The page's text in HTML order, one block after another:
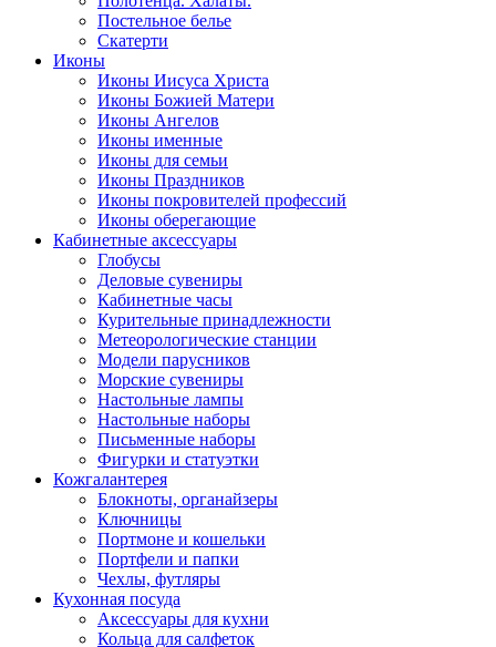
Постельное белье
Скатерти
Иконы
Иконы Иисуса Христа
Иконы Божией Матери
Иконы Ангелов
Иконы именные
Иконы для семьи
Иконы Праздников
Иконы покровителей профессий
Иконы оберегающие
Кабинетные аксессуары
Глобусы
Деловые сувениры
Кабинетные часы
Курительные принадлежности
Метеорологические станции
Модели парусников
Морские сувениры
Настольные лампы
Настольные наборы
Письменные наборы
Фигурки и статуэтки
Кожгалантерея
Блокноты, органайзеры
Ключницы
Портмоне и кошельки
Портфели и папки
Чехлы, футляры
Кухонная посуда
Аксессуары для кухни
Кольца для салфеток